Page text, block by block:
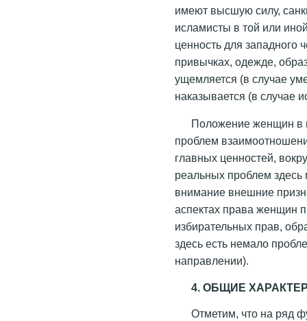
имеют высшую силу,
исламисты в той или
ценность для западного
привычках, одежде,
ущемляется (в случае
наказывается (в случае
Положение женщин в
проблем
главных ценностей,
реальных проблем
внимание внешние
аспектах права женщин
избирательных прав,
здесь есть немало
направлении).
4. ОБЩИЕ
Отметим, что на ряд